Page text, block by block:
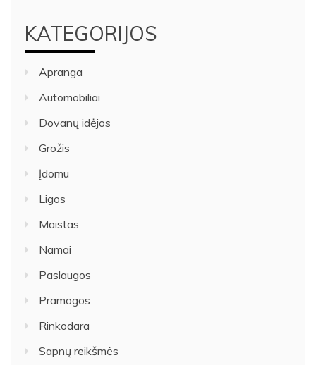
KATEGORIJOS
Apranga
Automobiliai
Dovanų idėjos
Grožis
Įdomu
Ligos
Maistas
Namai
Paslaugos
Pramogos
Rinkodara
Sapnų reikšmės